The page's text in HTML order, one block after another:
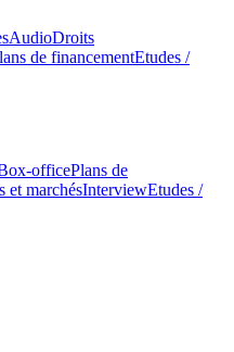
AudioDroits
de financementEtudes /
officePlans de
et marchésInterviewEtudes /